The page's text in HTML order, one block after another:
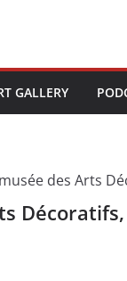
GALLERY